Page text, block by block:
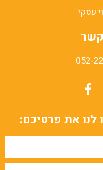
עסקי
לנו את פרטיכם: